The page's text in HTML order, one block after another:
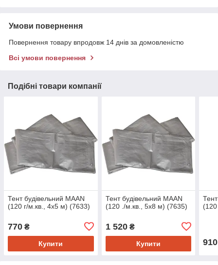
Умови повернення
Повернення товару впродовж 14 днів за домовленістю
Всі умови повернення
Подібні товари компанії
Тент будівельний MAAN
(120 г/м.кв., 4х5 м) (7633)
770 ₴
Купити
Тент будівельний MAAN
(120 ./м.кв., 5х8 м) (7635)
1 520₴
Купити 910